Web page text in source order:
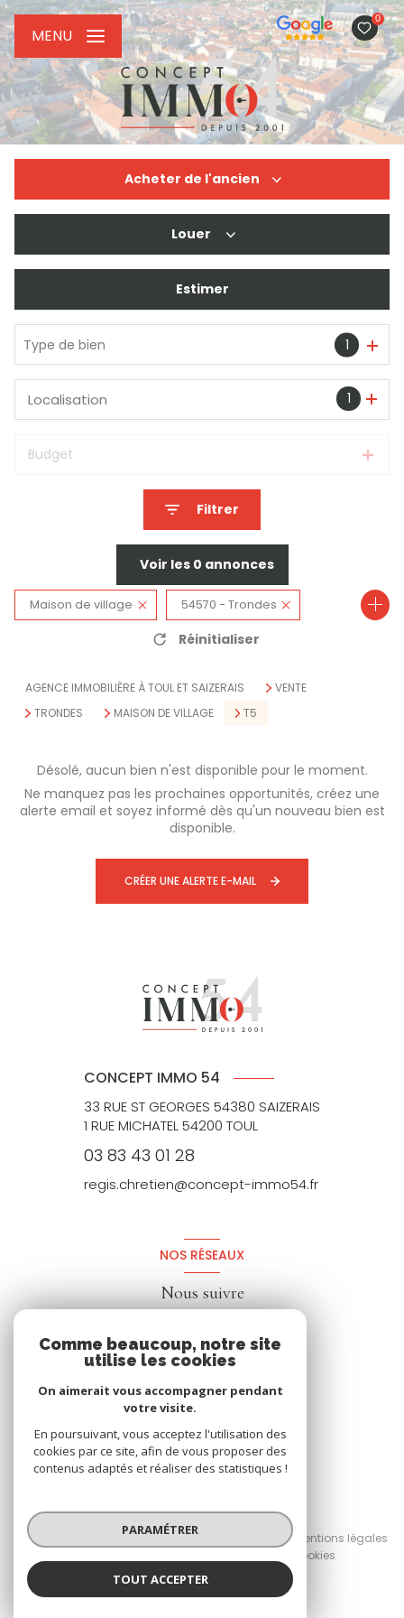
0
MENU
Acheter de l'ancien
De l'immo pro
Louer
De l'immo pro
Estimer
Type de bien 1
1
Localisation
Budget
Filtrer
Voir les 0 annonces
Maison de village 54570 - Trondes
Réinitialiser
AGENCE IMMOBILIÈRE À TOUL ET SAIZERAIS
VENTE
TRONDES
MAISON DE VILLAGE T5
Désolé, aucun bien n'est disponible pour le moment.
Ne manquez pas les prochaines opportunités, créez une
alerte email et soyez informé dès qu'un nouveau bien est
disponible.
CRÉER UNE ALERTE E-MAIL
CONCEPT IMMO 54
33 RUE ST GEORGES 54380 SAIZERAIS
1 RUE MICHATEL 54200 TOUL
03 83 43 01 28
regis.chretien@concept-immo54.fr
NOS RÉSEAUX
Nous suivre
© 2026 | Tous droits réservés
Nos honoraires
Nos partenaires
Mentions légales
Cookies
Comme beaucoup, notre site
utilise les cookies
On aimerait vous accompagner pendant
votre visite.
En poursuivant, vous acceptez l'utilisation des
cookies par ce site, afin de vous proposer des
contenus adaptés et réaliser des statistiques !
PARAMÉTRER
TOUT ACCEPTER